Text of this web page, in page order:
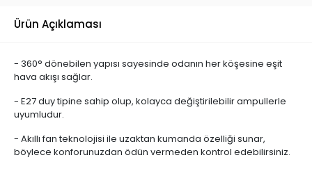
Ürün Açıklaması
- 360° dönebilen yapısı sayesinde odanın her köşesine eşit
hava akışı sağlar.
- E27 duy tipine sahip olup, kolayca değiştirilebilir ampullerle
uyumludur.
- Akıllı fan teknolojisi ile uzaktan kumanda özelliği sunar,
böylece konforunuzdan ödün vermeden kontrol edebilirsiniz.